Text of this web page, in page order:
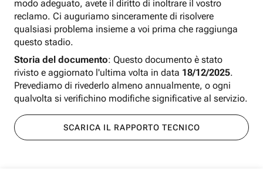
modo adeguato, avete il diritto di inoltrare il vostro
reclamo. Ci auguriamo sinceramente di risolvere
qualsiasi problema insieme a voi prima che raggiunga
questo stadio.
Storia del documento: Questo documento è stato
rivisto e aggiornato l'ultima volta in data 18/12/2025.
Prevediamo di rivederlo almeno annualmente, o ogni
qualvolta si verifichino modifiche significative al servizio.
SCARICA IL RAPPORTO TECNICO